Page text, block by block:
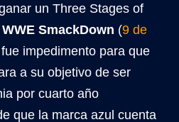
un Three Stages of
WWE SmackDown (9 de
impedimento para que
a su objetivo de ser
por cuarto año
que la marca azul cuenta